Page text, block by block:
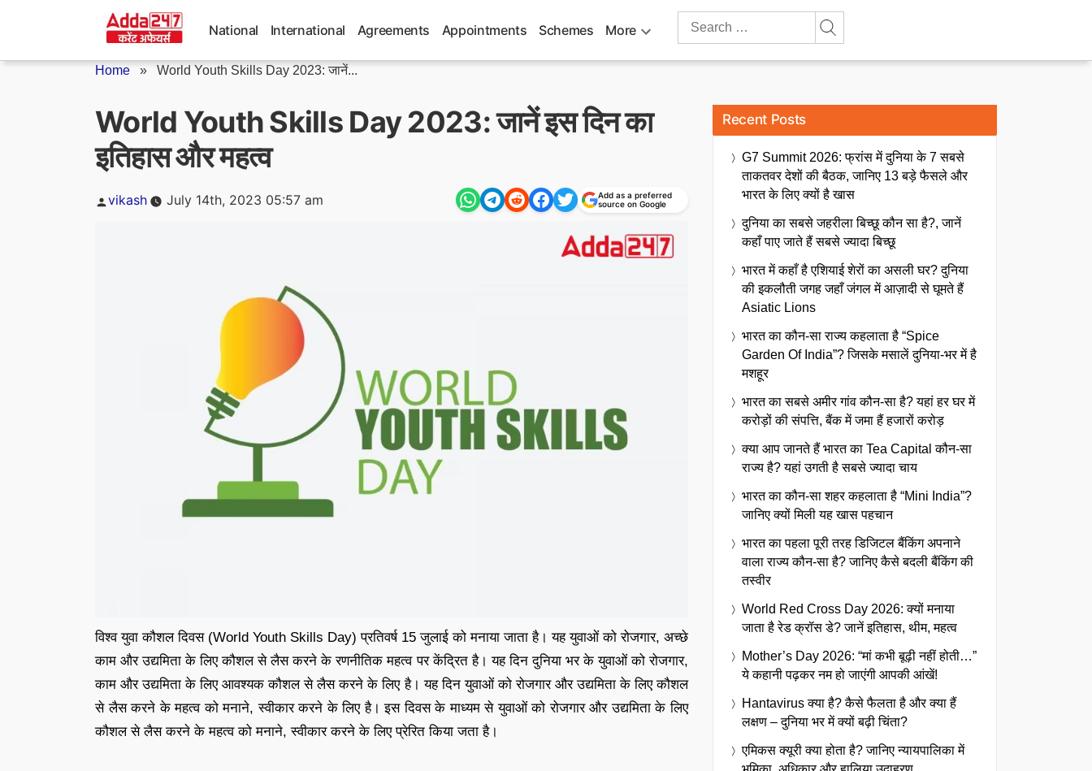
National International Agreements Appointments Schemes More
Search
Home » World Youth Skills Day 2023: जानें...
World Youth Skills Day 2023: जानें इस दिन का
इतिहास और महत्व
Posted
vikash July 14th, 2023 05:57 am
Add as a preferred
source on Google
विश्व युवा कौशल दिवस (World Youth Skills Day) प्रतिवर्ष 15 जुलाई को मनाया जाता है। यह युवाओं को रोजगार, अच्छे
काम और उद्यमिता के लिए कौशल से लैस करने के रणनीतिक महत्व पर केंद्रित है। यह दिन दुनिया भर के युवाओं को रोजगार,
काम और उद्यमिता के लिए आवश्यक कौशल से लैस करने के लिए है। यह दिन युवाओं को रोजगार और उद्यमिता के लिए कौशल
से लैस करने के महत्व को मनाने, स्वीकार करने के लिए है। इस दिवस के माध्यम से युवाओं को रोजगार और उद्यमिता के लिए
कौशल से लैस करने के महत्व को मनाने, स्वीकार करने के लिए प्रेरित किया जता है।
Recent Posts
G7 Summit 2026: फ्रांस में दुनिया के 7 सबसे
ताकतवर देशों की बैठक, जानिए 13 बड़े फैसले और
भारत के लिए क्यों है खास
दुनिया का सबसे जहरीला बिच्छू कौन सा है?, जानें
कहाँ पाए जाते हैं सबसे ज्यादा बिच्छू
भारत में कहाँ है एशियाई शेरों का असली घर? दुनिया
की इकलौती जगह जहाँ जंगल में आज़ादी से घूमते हैं
Asiatic Lions
भारत का कौन-सा राज्य कहलाता है “Spice
Garden Of India”? जिसके मसालें दुनिया-भर में है
मशहूर
भारत का सबसे अमीर गांव कौन-सा है? यहां हर घर में
करोड़ों की संपत्ति, बैंक में जमा हैं हजारों करोड़
क्या आप जानते हैं भारत का Tea Capital कौन-सा
राज्य है? यहां उगती है सबसे ज्यादा चाय
भारत का कौन-सा शहर कहलाता है “Mini India”?
जानिए क्यों मिली यह खास पहचान
भारत का पहला पूरी तरह डिजिटल बैंकिंग अपनाने
वाला राज्य कौन-सा है? जानिए कैसे बदली बैंकिंग की
तस्वीर
World Red Cross Day 2026: क्यों मनाया
जाता है रेड क्रॉस डे? जानें इतिहास, थीम, महत्व
Mother’s Day 2026: “मां कभी बूढ़ी नहीं होती…”
ये कहानी पढ़कर नम हो जाएंगी आपकी आंखें!
Hantavirus क्या है? कैसे फैलता है और क्या हैं
लक्षण – दुनिया भर में क्यों बढ़ी चिंता?
एमिकस क्यूरी क्या होता है? जानिए न्यायपालिका में